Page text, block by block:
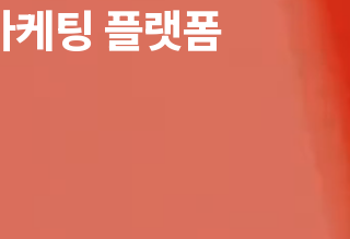
케팅 플랫폼